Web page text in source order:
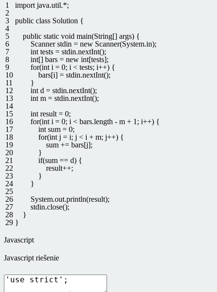
1
2
3
4
5
6
7
8
9
10
11
12
13
14
15
16
17
18
19
20
21
22
23
24
25
26
27
28
29
import java.util.*;
public class Solution {
public static void main(String[] args) {
Scannerstdin = new Scanner(System.in);
int tests = stdin.nextInt();
int[] bars = new int[tests];
for(int i = 0; i < tests; i++) {
bars[i] = stdin.nextInt();
}
int d = stdin.nextInt();
int m = stdin.nextInt();
int result = 0;
for(int i = 0; i < bars.length - m + 1 ; i++) {
int sum = 0;
for(int j = i; j < i + m; j++) {
sum += bars[j];
}
if(sum == d) {
result++;
}
}
System.out.println(result);
stdin.close();
}
}
Javascript
Javascript riešenie